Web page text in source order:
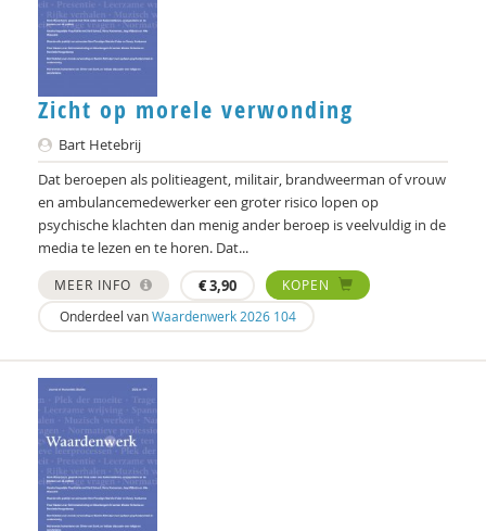
Clementine Degener
Peter Derkx
Gerda van Dijk
Marlijn Dingshoff
Elizabeth van Dis
Joep Dohmen
Simone van Dongen
Olivier van Donk
prof. dr. Peter Derkx
Hanke Drop
Joachim Duyndam
Didier Fassin
Zicht op morele verwonding
Bart Hetebrij
Dat beroepen als politieagent, militair, brandweerman of vrouw
en ambulancemedewerker een groter risico lopen op
psychische klachten dan menig ander beroep is veelvuldig in de
media te lezen en te horen. Dat...
MEER INFO €3,90
KOPEN
Onderdeel vanWaardenwerk 2026 104